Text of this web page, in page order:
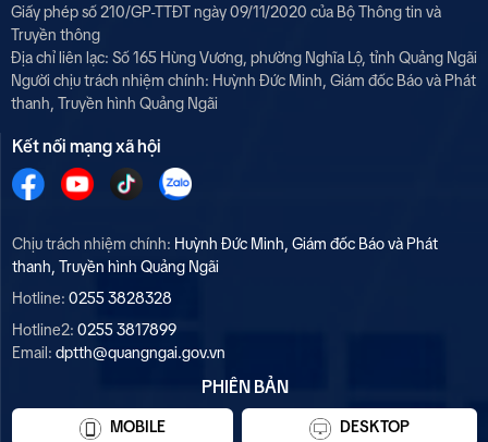
Giấy phép số 210/GP-TTĐT ngày 09/11/2020 của Bộ Thông tin và
Truyền thông
Địa chỉ liên lạc: Số 165 Hùng Vương, phường Nghĩa Lộ, tỉnh Quảng Ngãi
Người chịu trách nhiệm chính: Huỳnh Đức Minh, Giám đốc Báo và Phát
thanh, Truyền hình Quảng Ngãi
Kết nối mạng xã hội
Chịu trách nhiệm chính: Huỳnh Đức Minh, Giám đốc Báo và Phát
thanh, Truyền hình Quảng Ngãi
Hotline: 0255 3828328
Hotline2: 0255 3817899
Email: dptth@quangngai.gov.vn
PHIÊN BẢN
MOBILE DESKTOP